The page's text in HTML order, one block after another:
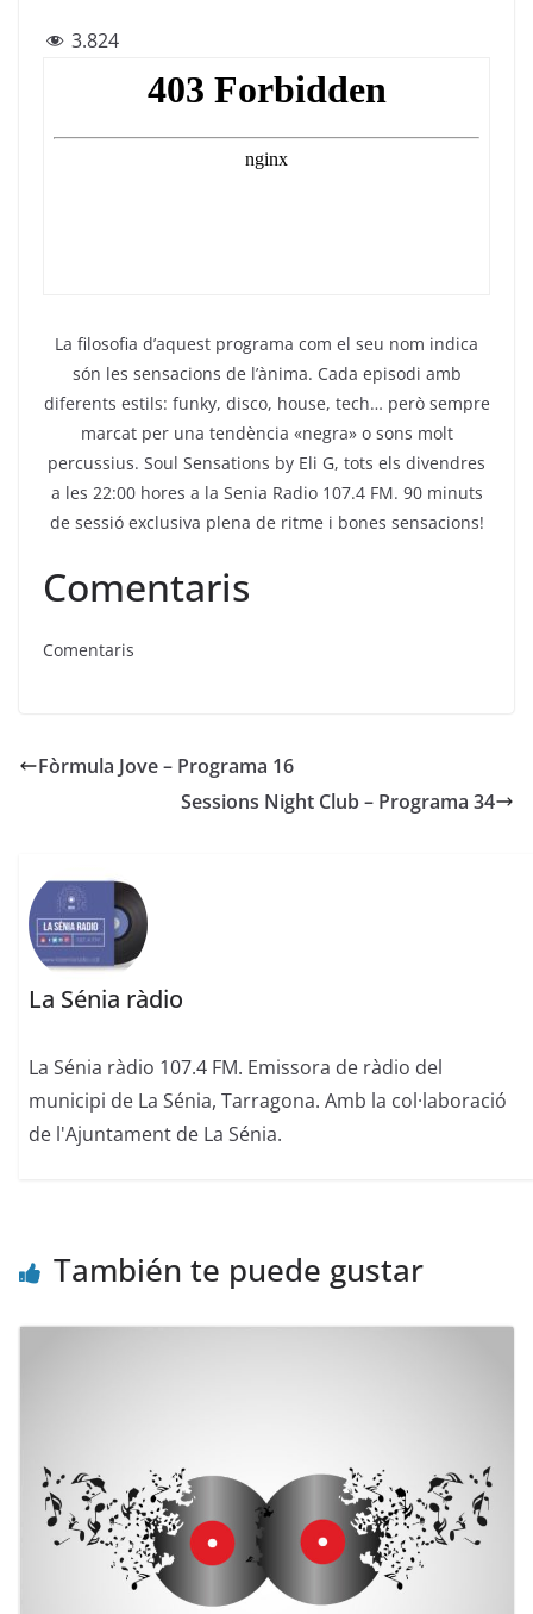
c
b
er gr
a
s
A
p
l
3.824
La filosofia d’aquest programa com el seu nom indica
són les sensacions de l’ànima. Cada episodi amb
diferents estils: funky, disco, house, tech… però sempre
marcat per una tendència «negra» o sons molt
percussius. Soul Sensations by Eli G, tots els divendres
a les 22:00 hores a la Senia Radio 107.4 FM. 90 minuts
de sessió exclusiva plena de ritme i bones sensacions!
Comentaris
Comentaris
Fòrmula Jove – Programa 16
Sessions Night Club – Programa 34
La Sénia ràdio
La Sénia ràdio 107.4 FM. Emissora de ràdio del
municipi de La Sénia, Tarragona. Amb la col·laboració
de l'Ajuntament de La Sénia.
También te puede gustar